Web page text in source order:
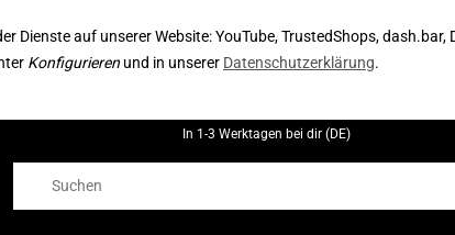
Dienste auf unserer Website: YouTube, TrustedShops,
Konfigurieren und in unserer Datenschutzerklärung.
In 1-3 Werktagen bei dir (DE)